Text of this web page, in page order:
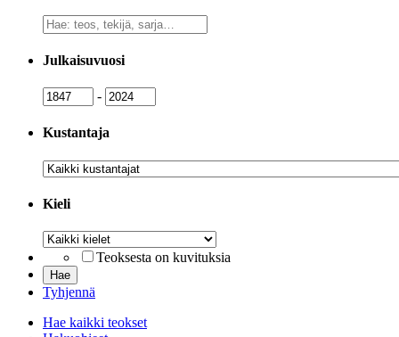
Vapaa
sanahaku
Julkaisuvuosi
Julkaisuvuosi
- Julkaisuvuosi
Kustantaja
Kustantaja
Kieli
Kieli
Teoksesta on kuvituksia
Tyhjennä
Hae kaikki teokset